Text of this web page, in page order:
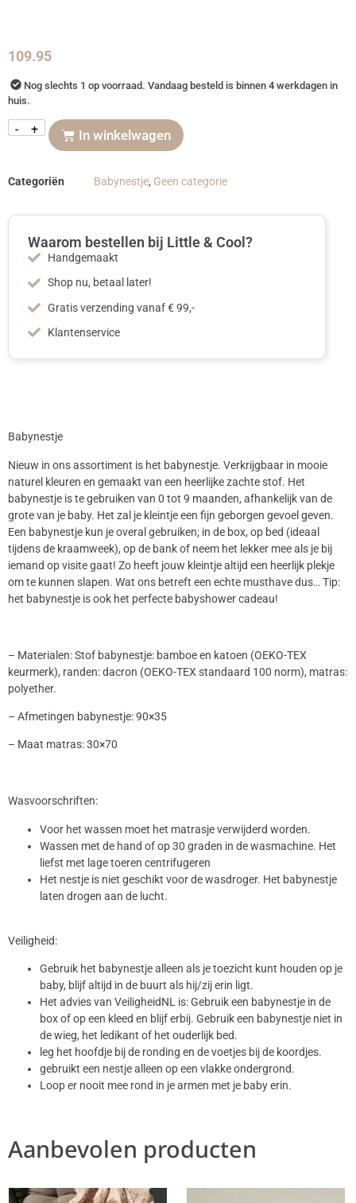
109.95
Nog slechts 1 op voorraad. Vandaag besteld is binnen 4 werkdagen in
huis.
- + In winkelwagen
Categoriën Babynestje, Geen categorie
Waarom bestellen bij Little & Cool?
Handgemaakt
Shop nu, betaal later!
Gratis verzending vanaf € 99,-
Klantenservice
Babynestje
Nieuw in ons assortiment is het babynestje. Verkrijgbaar in mooie
naturel kleuren en gemaakt van een heerlijke zachte stof. Het
babynestje is te gebruiken van 0 tot 9 maanden, afhankelijk van de
grote van je baby. Het zal je kleintje een fijn geborgen gevoel geven.
Een babynestje kun je overal gebruiken; in de box, op bed (ideaal
tijdens de kraamweek), op de bank of neem het lekker mee als je bij
iemand op visite gaat! Zo heeft jouw kleintje altijd een heerlijk plekje
om te kunnen slapen. Wat ons betreft een echte musthave dus… Tip:
het babynestje is ook het perfecte babyshower cadeau!
– Materialen: Stof babynestje: bamboe en katoen (OEKO-TEX
keurmerk), randen: dacron (OEKO-TEX standaard 100 norm), matras:
polyether.
– Afmetingen babynestje: 90×35
– Maat matras: 30×70
Wasvoorschriften:
Voor het wassen moet het matrasje verwijderd worden.
Wassen met de hand of op 30 graden in de wasmachine. Het
liefst met lage toeren centrifugeren
Het nestje is niet geschikt voor de wasdroger. Het babynestje
laten drogen aan de lucht.
Veiligheid:
Gebruik het babynestje alleen als je toezicht kunt houden op je
baby, blijf altijd in de buurt als hij/zij erin ligt.
Het advies van VeiligheidNL is: Gebruik een babynestje in de
box of op een kleed en blijf erbij. Gebruik een babynestje niet in
de wieg, het ledikant of het ouderlijk bed.
leg het hoofdje bij de ronding en de voetjes bij de koordjes.
gebruikt een nestje alleen op een vlakke ondergrond.
Loop er nooit mee rond in je armen met je baby erin.
Aanbevolen producten